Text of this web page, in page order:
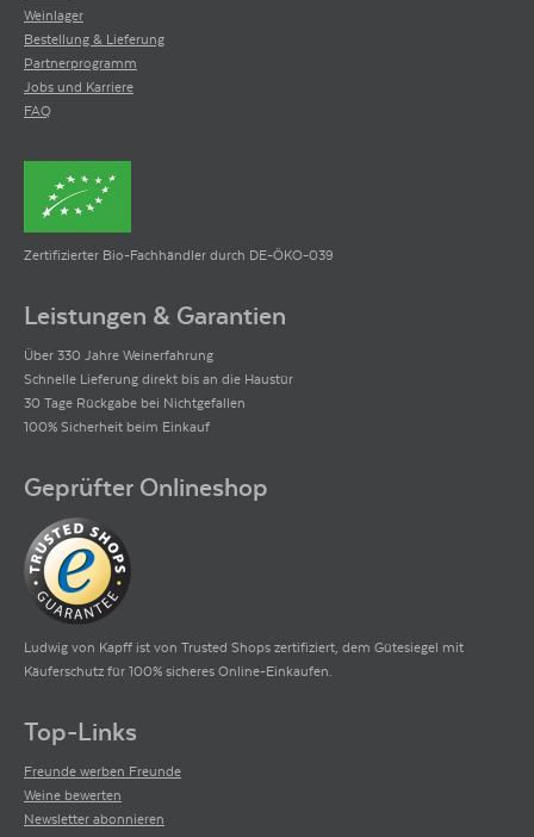
Weinlager
Bestellung & Lieferung
Partnerprogramm
Jobs und Karriere
FAQ
Zertifizierter Bio-Fachhändler durch DE-ÖKO-039
Leistungen & Garantien
Über 330 Jahre Weinerfahrung
Schnelle Lieferung direkt bis an die Haustür
30 Tage Rückgabe bei Nichtgefallen
100% Sicherheit beim Einkauf
Geprüfter Onlineshop
Ludwig von Kapff ist von Trusted Shops zertifiziert, dem Gütesiegel mit
Käuferschutz für 100% sicheres Online-Einkaufen.
Top-Links
Freunde werben Freunde
Weine bewerten
Newsletter abonnieren